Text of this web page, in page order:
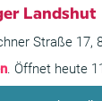
Landshut
Straße 17,
. Öffnet heute